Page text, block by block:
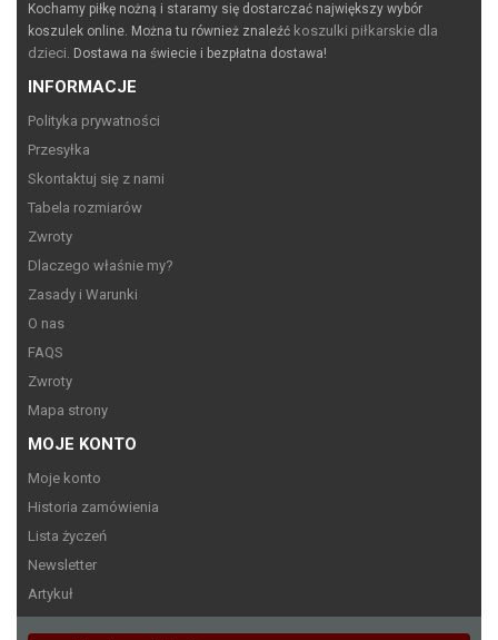
Kochamy piłkę nożną i staramy się dostarczać największy wybór
koszulek online. Można tu również znaleźć koszulki piłkarskie dla
dzieci. Dostawa na świecie i bezpłatna dostawa!
INFORMACJE
Polityka prywatności
Przesyłka
Skontaktuj się z nami
Tabela rozmiarów
Zwroty
Dlaczego właśnie my?
Zasady i Warunki
O nas
FAQS
Zwroty
Mapa strony
MOJE KONTO
Moje konto
Historia zamówienia
Lista życzeń
Newsletter
Artykuł